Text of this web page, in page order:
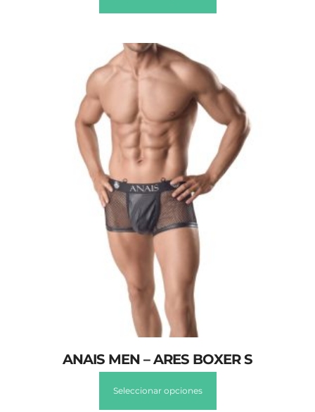
ANAIS MEN – ARES BOXER S
Seleccionar opciones